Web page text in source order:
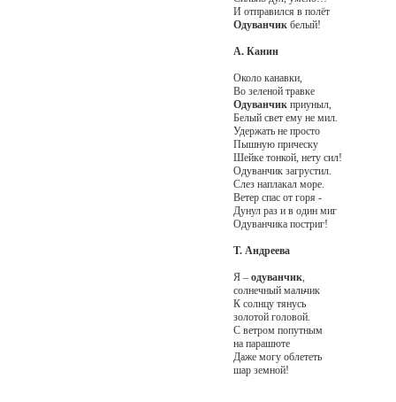
И отправился в полёт
Одуванчикбелый!
А. Канин
Около канавки,
Во зеленой травке
Одуванчикприуныл,
Белый свет ему не мил.
Удержать не просто
Пышную прическу
Шейке тонкой, нету сил!
Одуванчик загрустил.
Слез наплакал море.
Ветер спас от горя -
Дунул раз и в один миг
Одуванчика постриг!
Т. Андреева
Я – одуванчик,
солнечный мальчик
К солнцу тянусь
золотой головой.
С ветром попутным
на парашюте
Даже могу облететь
шар земной!